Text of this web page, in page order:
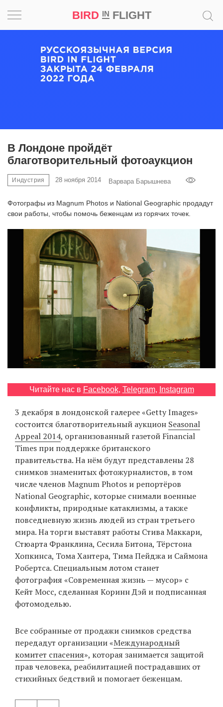
BIRD INFLIGHT
EN
UA
В Лондоне пройдёт
благотворительный фотоаукцион
Индустрия 28 ноября 2014 Варвара Барышнева
Фотографы из Magnum Photos и National Geographic продадут
свои работы, чтобы помочь беженцам из горячих точек.
Читайте нас в Facebook, Telegram, Instagram
3 декабря в лондонской галерее «Getty Images»
состоится благотворительный аукцион Seasonal
Appeal 2014, организованный газетой Financial
Times при поддержке британского
правительства. На нём будут представлены 28
снимков знаменитых фотожурналистов, в том
числе членов Magnum Photos и репортёров
National Geographic, которые снимали военные
конфликты, природные катаклизмы, а также
повседневную жизнь людей из стран третьего
мира. На торги выставят работы Стива Маккари,
Стюарта Франклина, Сесила Битона, Тёрстона
Хопкинса, Тома Хантера, Тима Пейджа и Саймона
Робертса. Специальным лотом станет
фотография «Современная жизнь — мусор» с
Кейт Мосс, сделанная Коринн Дэй и подписанная
фотомоделью.
Все собранные от продажи снимков средства
передадут организации «Международный
комитет спасения», которая занимается защитой
прав человека, реабилитацией пострадавших от
стихийных бедствий и помогает беженцам.